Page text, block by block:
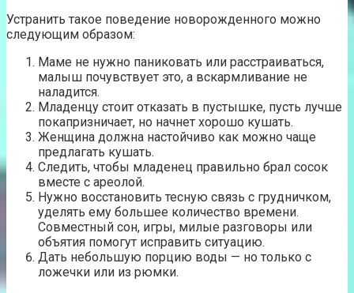
Устранить такое поведение новорожденного можно
следующим образом:
Маме не нужно паниковать или расстраиваться,
малыш почувствует это, а вскармливание не
наладится.
Младенцу стоит отказать в пустышке, пусть лучше
покапризничает, но начнет хорошо кушать.
Женщина должна настойчиво как можно чаще
предлагать кушать.
Следить, чтобы младенец правильно брал сосок
вместе с ареолой.
Нужно восстановить тесную связь с грудничком,
уделять ему большее количество времени.
Совместный сон, игры, милые разговоры или
объятия помогут исправить ситуацию.
Дать небольшую порцию воды — но только с
ложечки или из рюмки.